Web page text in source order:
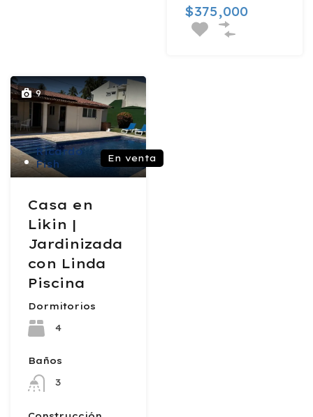
$375,000
9
Ricardo
Fish
En venta
Casa en
Likin |
Jardinizada
con Linda
Piscina
Dormitorios
4
Baños
3